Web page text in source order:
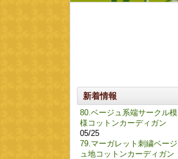
新着情報
80.ベージュ系端サークル模
様コットンカーディガン
05/25
79.マーガレット刺繍ベージ
ュ地コットンカーディガン